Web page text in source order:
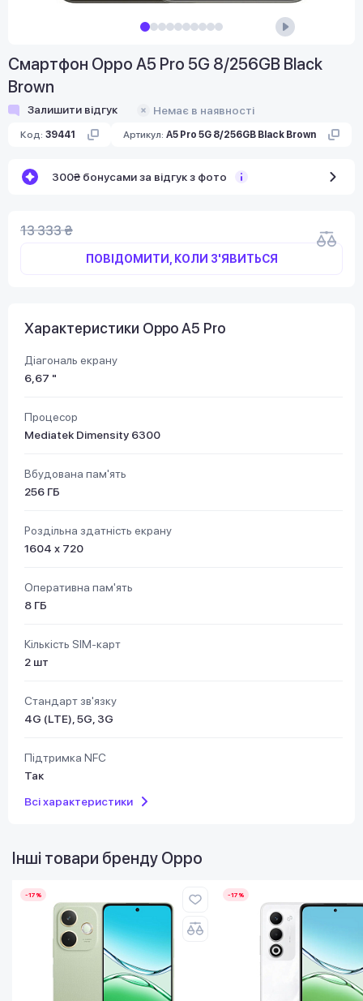
Смартфон Oppo A5 Pro 5G 8/256GB Black
Brown
Залишити відгук Немає в наявності
Код: 39441 Артикул: A5 Pro 5G 8/256GB Black Brown
300₴ бонусами за відгук з фото
13 333 ₴
ПОВІДОМИТИ, КОЛИ З'ЯВИТЬСЯ
Характеристики Oppo A5 Pro
Діагональ екрану
6,67 "
Процесор
Mediatek Dimensity 6300
Вбудована пам'ять
256 ГБ
Роздільна здатність екрану
1604 х 720
Оперативна пам'ять
8 ГБ
Кількість SIM-карт
2 шт
Стандарт зв'язку
4G (LTE), 5G, 3G
Підтримка NFC
Так
Всі характеристики
Інші товари бренду Oppo
-17% -17%